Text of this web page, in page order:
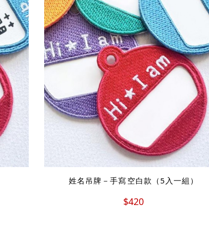
姓名吊牌－手寫 空白款（5入一組）
$420